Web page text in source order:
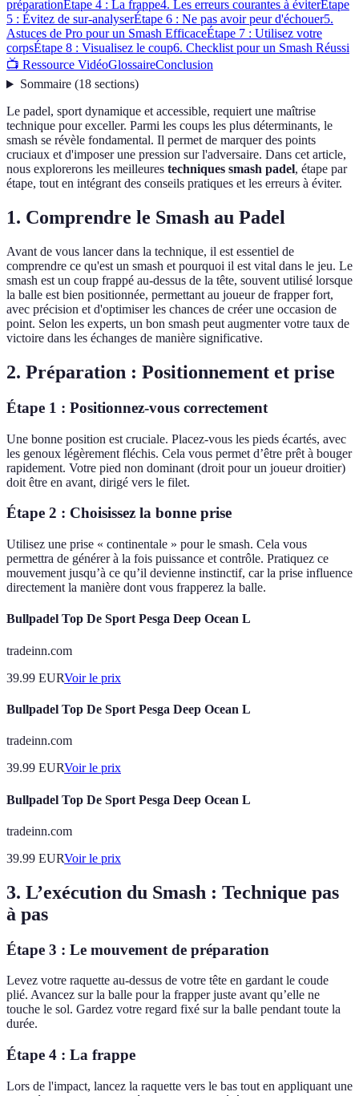
préparationÉtape 4 : La frappe4. Les erreurs courantes à éviterÉtape
5 : Évitez de sur-analyserÉtape 6 : Ne pas avoir peur d'échouer5.
Astuces de Pro pour un Smash EfficaceÉtape 7 : Utilisez votre
corpsÉtape 8 : Visualisez le coup6. Checklist pour un Smash Réussi
📺 Ressource VidéoGlossaireConclusion
Sommaire(18 sections)
Le padel, sport dynamique et accessible, requiert une maîtrise
technique pour exceller. Parmi les coups les plus déterminants, le
smash se révèle fondamental. Il permet de marquer des points
cruciaux et d'imposer une pression sur l'adversaire. Dans cet article,
nous explorerons les meilleures techniques smash padel, étape par
étape, tout en intégrant des conseils pratiques et les erreurs à éviter.
1. Comprendre le Smash au Padel
Avant de vous lancer dans la technique, il est essentiel de
comprendre ce qu'est un smash et pourquoi il est vital dans le jeu. Le
smash est un coup frappé au-dessus de la tête, souvent utilisé lorsque
la balle est bien positionnée, permettant au joueur de frapper fort,
avec précision et d'optimiser les chances de créer une occasion de
point. Selon les experts, un bon smash peut augmenter votre taux de
victoire dans les échanges de manière significative.
2. Préparation : Positionnement et prise
Étape 1 : Positionnez-vous correctement
Une bonne position est cruciale. Placez-vous les pieds écartés, avec
les genoux légèrement fléchis. Cela vous permet d’être prêt à bouger
rapidement. Votre pied non dominant (droit pour un joueur droitier)
doit être en avant, dirigé vers le filet.
Étape 2 : Choisissez la bonne prise
Utilisez une prise « continentale » pour le smash. Cela vous
permettra de générer à la fois puissance et contrôle. Pratiquez ce
mouvement jusqu’à ce qu’il devienne instinctif, car la prise influence
directement la manière dont vous frapperez la balle.
Bullpadel Top De Sport Pesga Deep Ocean L
tradeinn.com
39.99 EURVoir le prix
Bullpadel Top De Sport Pesga Deep Ocean L
tradeinn.com
39.99 EURVoir le prix
Bullpadel Top De Sport Pesga Deep Ocean L
tradeinn.com
39.99 EURVoir le prix
3. L’exécution du Smash : Technique pas
à pas
Étape 3 : Le mouvement de préparation
Levez votre raquette au-dessus de votre tête en gardant le coude
plié. Avancez sur la balle pour la frapper juste avant qu’elle ne
touche le sol. Gardez votre regard fixé sur la balle pendant toute la
durée.
Étape 4 : La frappe
Lors de l'impact, lancez la raquette vers le bas tout en appliquant une